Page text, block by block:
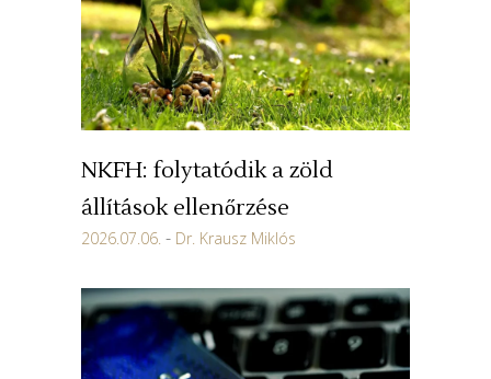
NKFH: folytatódik a zöld
állítások ellenőrzése
2026.07.06. Dr. Krausz Miklós